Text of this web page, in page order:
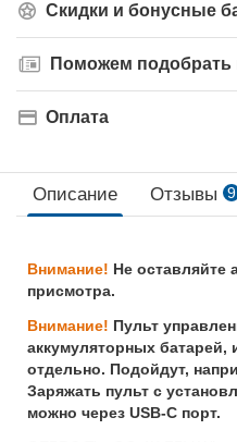
Скидки и бонусные
Поможем подобрать
Оплата
Описание Отзывы 9
Внимание! Не оставляйте
присмотра.
Внимание! Пульт
аккумуляторных
отдельно. Подойдут,
Заряжать пульт с
можно через USB-C порт.